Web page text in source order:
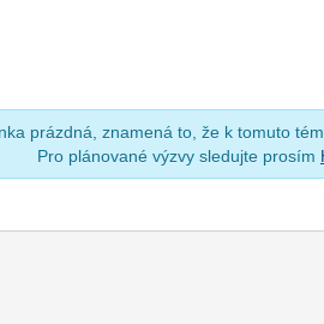
prázdná, znamená to, že k tomuto
Pro plánované výzvy sledujte prosím